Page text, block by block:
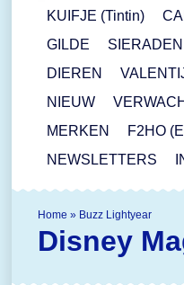
KUIFJE (Tintin)
GILDE
SIERADEN
DIEREN
NIEUW
MERKEN
F2HO
NEWSLETTERS
Home » Buzz Lightyear
Disney